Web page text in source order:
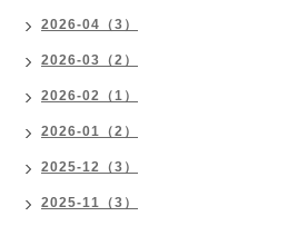
2026-04（3）
2026-03（2）
2026-02（1）
2026-01（2）
2025-12（3）
2025-11（3）